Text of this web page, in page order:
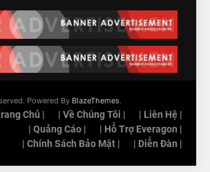
Nội thất, thiết kế và tính năng
của Audi S6 Sportback e-
tron
ĐÁNH GIÁ XE
VinFast VF8 đạt 4 sao trong
thử nghiệm an toàn NHTSA
tại Mỹ
ĐÁNH GIÁ XE
Powered By BlazeThemes.
Chủ | | Về Chúng Tôi |
| Liên Hệ |
| Quảng Cáo |
| Hỗ Trợ Everagon |
| Chính Sách Bảo Mật |
| Diễn Đàn |